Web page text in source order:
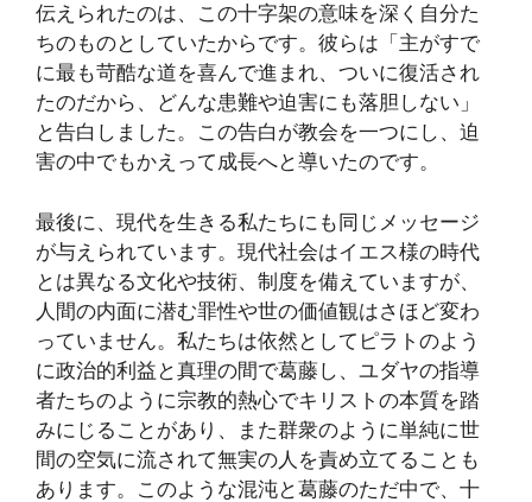
伝えられたのは、この十字架の意味を深く自分た
ちのものとしていたからです。彼らは「主がすで
に最も苛酷な道を喜んで進まれ、ついに復活され
たのだから、どんな患難や迫害にも落胆しない」
と告白しました。この告白が教会を一つにし、迫
害の中でもかえって成長へと導いたのです。
最後に、現代を生きる私たちにも同じメッセージ
が与えられています。現代社会はイエス様の時代
とは異なる文化や技術、制度を備えていますが、
人間の内面に潜む罪性や世の価値観はさほど変わ
っていません。私たちは依然としてピラトのよう
に政治的利益と真理の間で葛藤し、ユダヤの指導
者たちのように宗教的熱心でキリストの本質を踏
みにじることがあり、また群衆のように単純に世
間の空気に流されて無実の人を責め立てることも
あります。このような混沌と葛藤のただ中で、十